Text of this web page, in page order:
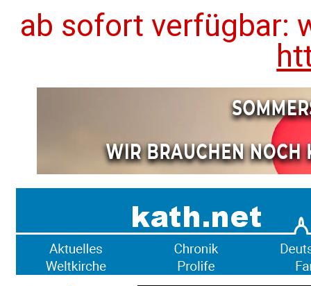
ab sofort verfügbar: